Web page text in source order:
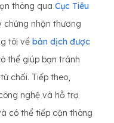
thông qua Cục Tiêu
chứng nhận thương
tôi về bản dịch được
thể giúp bạn tránh
chối. Tiếp theo,
nghệ và hỗ trợ
có thể tiếp cận thông